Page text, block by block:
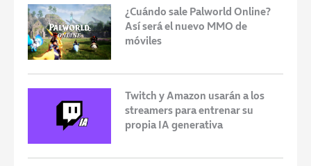
¿Cuándo sale Palworld Online?
Así será el nuevo MMO de
móviles
Twitch y Amazon usarán a los
streamers para entrenar su
propia IA generativa